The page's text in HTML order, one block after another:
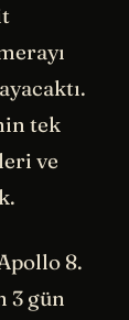
tek
ve
8.
3 gün